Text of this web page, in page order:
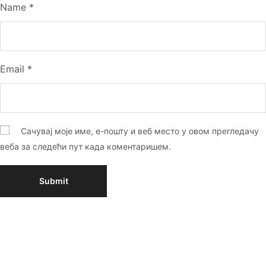
Name *
Email *
Сачувај моје име, е-пошту и веб место у овом прегледачу
веба за следећи пут када коментаришем.